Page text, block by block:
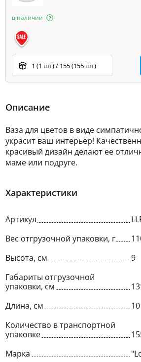
в наличии
1 (1 шт) / 155 (155 шт)
Описание
Ваза для цветов в виде
украсит ваш интерьер!
красивый дизайн делают ее
маме или подруге.
Характеристики
Артикул
Вес отгрузочной упаковки, г
Высота, см
9
Габариты отгрузочной
упаковки, см
Длина, см
10
Количество в транспортной
упаковке
Марка